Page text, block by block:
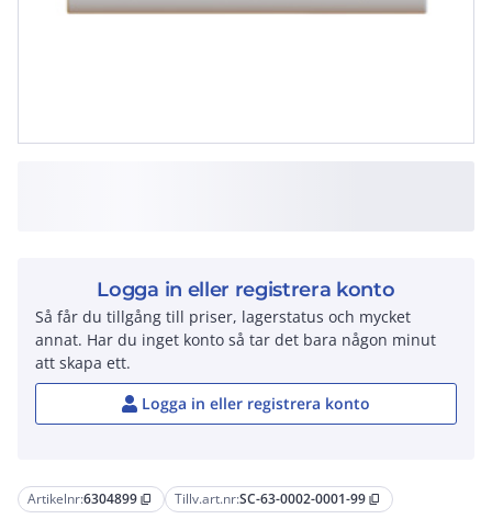
Artikelnr:6304899 content_copy Tillv.art.nr:SC-63-0002-0001-99 content_copy
Logga in eller registrera konto
Så får du tillgång till priser, lagerstatus och mycket
annat. Har du inget konto så tar det bara någon minut
att skapa ett.
Logga in eller registrera konto